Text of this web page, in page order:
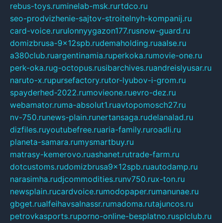
rebus-toys.ruminelab-msk.rurtdco.ru
seo-prodvizhenie-sajtov-stroitelnyh-kompanij.ru
card-voice.rurulonnyygazon177.rusnow-guard.ru
domizbrusa-9x12spb.rudemaholding.ruaalse.ru
a380club.ruargentinamia.ruperkoka.rumovie-one.ru
perk-oka.rug-octopus.rusibarchives.ruandreislyusar.ru
naruto-x.rupursefactory.rutor-lyubov-i-grom.ru
spayderhed-2022.rumovieone.ruevro-dez.ru
webamator.ruma-absolut1.ruavtopomosch27.ru
nv-750.runews-plain.runertansaga.rudelanalad.ru
dizfiles.ruyoutubefree.ruaria-family.ruroadli.ru
planeta-samara.rumysmartbuy.ru
matrasy-kemerovo.ruashanet.rutrade-farm.ru
dotcustoms.rudomizbrusa9x12spb.ruautodamp.ru
narasimha.rudjcommodities.runv750.rux-ton.ru
newsplain.rucardvoice.rumodopaper.rumanunae.ru
gbget.rualfeihavsalnassr.rumadoma.rutajuncos.ru
petrovkasports.ruporno-online-besplatno.rusplclub.ru